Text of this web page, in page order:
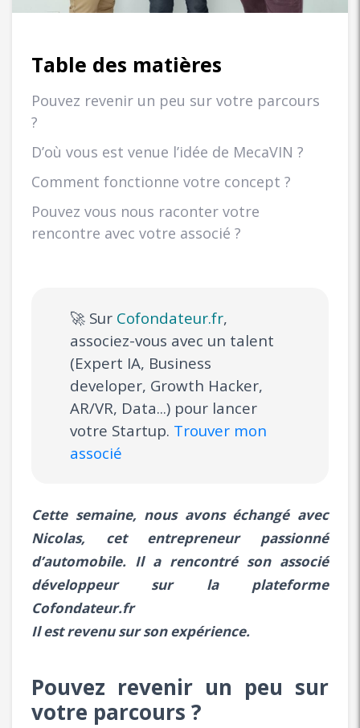
Table des matières
Pouvez revenir un peu sur votre parcours
?
D’où vous est venue l’idée de MecaVIN ?
Comment fonctionne votre concept ?
Pouvez vous nous raconter votre
rencontre avec votre associé ?
🚀 Sur Cofondateur.fr,
associez-vous avec un talent
(Expert IA, Business
developer, Growth Hacker,
AR/VR, Data...) pour lancer
votre Startup. Trouver mon
associé
Cette semaine, nous avons échangé avec
Nicolas, cet entrepreneur passionné
d’automobile. Il a rencontré son associé
développeur sur la plateforme
Cofondateur.fr
Il est revenu sur son expérience.
Pouvez revenir un peu sur
votre parcours ?